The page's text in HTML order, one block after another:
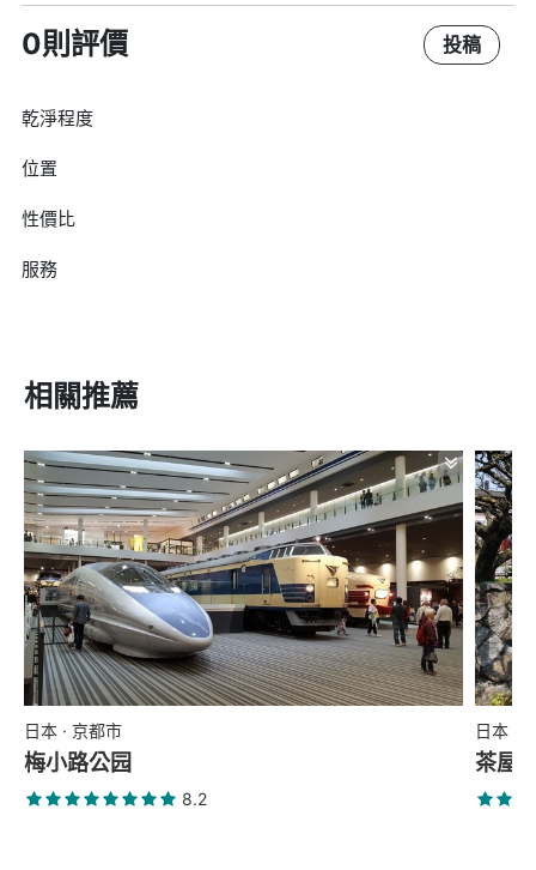
0則評價 投稿
乾淨程度
位置
性價比
服務
相關推薦
日本 · 京都市
梅小路公园
8.2
日本 ·
茶屋